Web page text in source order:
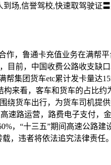
场,信誉驾校,快速取驾驶证
，鲁通卡充值业务在满帮
前，中国收费公路收支缺
集团货车etc累计发卡量达
来看，客车和货车的占比
货车出行，为货车司机提
速路运营，路费电子支付，
，“十三五”期间高速公路建
，违者将依法追究法律责任。